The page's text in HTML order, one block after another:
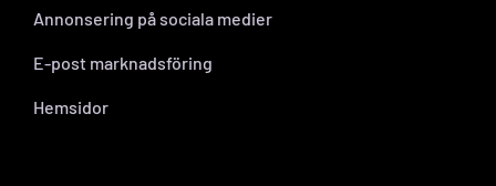
Annonsering på sociala medier
E-post marknadsföring
Hemsidor